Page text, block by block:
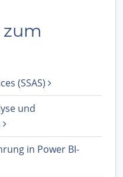
zum
(SSAS)
und
in Power BI-